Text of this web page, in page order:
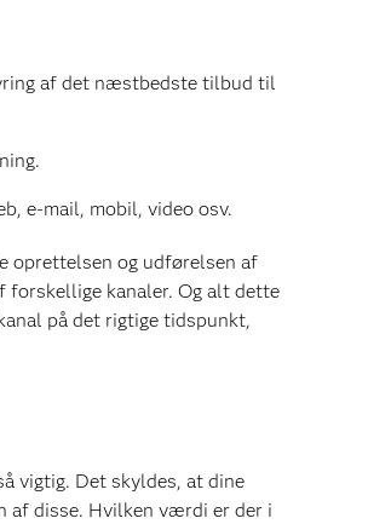
af det næstbedste tilbud til
e-mail, mobil, video osv.
oprettelsen og udførelsen af
forskellige kanaler. Og alt dette
på det rigtige tidspunkt,
vigtig. Det skyldes, at dine
af disse. Hvilken værdi er der i